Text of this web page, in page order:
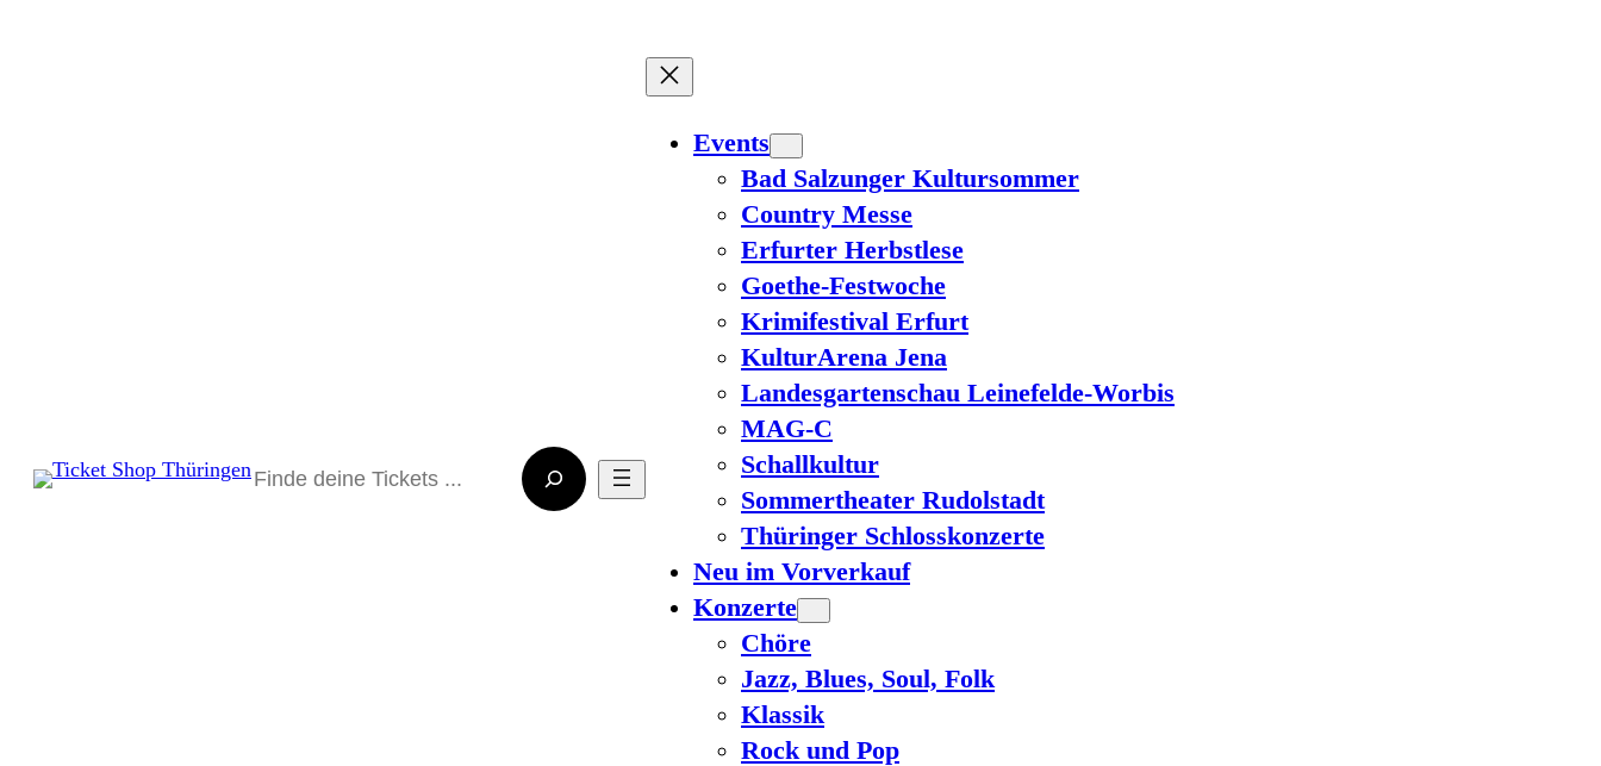
Events
Bad Salzunger Kultursommer
Country Messe
Erfurter Herbstlese
Goethe-Festwoche
Krimifestival Erfurt
KulturArena Jena
Landesgartenschau Leinefelde-Worbis
MAG-C
Schallkultur
Sommertheater Rudolstadt
Thüringer Schlosskonzerte
Neu im Vorverkauf
Konzerte
Chöre
Jazz, Blues, Soul, Folk
Klassik
Rock und Pop